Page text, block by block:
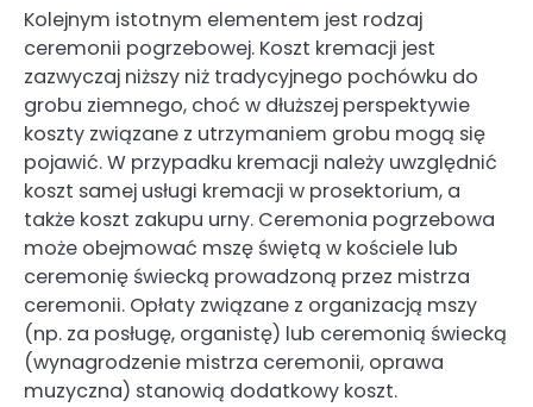
Kolejnym istotnym elementem jest rodzaj
ceremonii pogrzebowej. Koszt kremacji jest
zazwyczaj niższy niż tradycyjnego pochówku do
grobu ziemnego, choć w dłuższej perspektywie
koszty związane z utrzymaniem grobu mogą się
pojawić. W przypadku kremacji należy uwzględnić
koszt samej usługi kremacji w prosektorium, a
także koszt zakupu urny. Ceremonia pogrzebowa
może obejmować mszę świętą w kościele lub
ceremonię świecką prowadzoną przez mistrza
ceremonii. Opłaty związane z organizacją mszy
(np. za posługę, organistę) lub ceremonią świecką
(wynagrodzenie mistrza ceremonii, oprawa
muzyczna) stanowią dodatkowy koszt.